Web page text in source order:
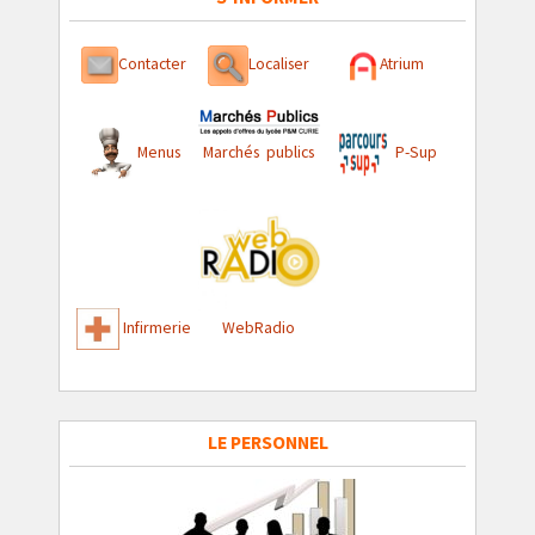
Contacter Localiser Atrium
Menus Marchés publics P-Sup
Infirmerie WebRadio
LE PERSONNEL